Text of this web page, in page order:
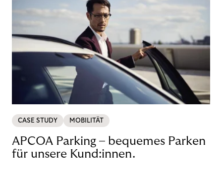
CASE STUDY MOBILITÄT
APCOA Parking – bequemes Parken
für unsere Kund:innen.